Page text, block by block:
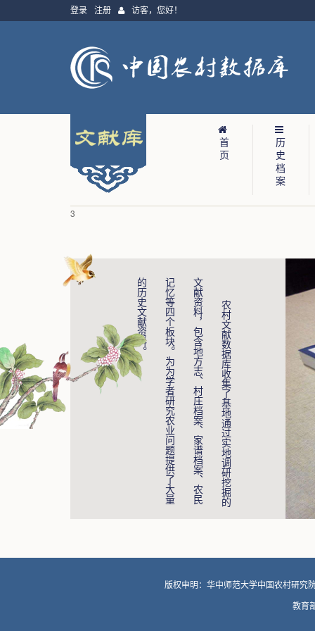
登录 注册 访客， 您好！
首页 历史档案
3
农
村
文
献
数
据
库
收
集
了
基
地
通
过
实
地
调
研
挖
掘
的
文献
资
料
，
包
含
地
方
志
、
村
庄
档
案
、
家
谱
档
案
、
农
民
记忆
等
四
个
板
块
。
为
为
学
者
研
究
农
业
问
题
提
供
了
大
量
的历
史
文
献
资
料
。
版权申明：华中师范大学中国农村研究
教育